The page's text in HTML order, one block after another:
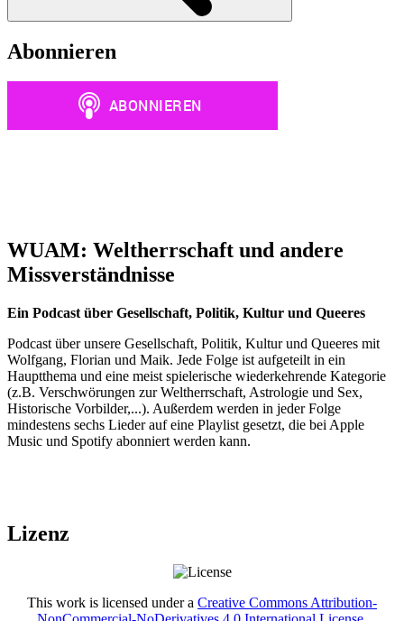
Abonnieren
WUAM: Weltherrschaft und andere
Missverständnisse
Ein Podcast über Gesellschaft, Politik, Kultur und Queeres
Podcast über unsere Gesellschaft, Politik, Kultur und Queeres mit
Wolfgang, Florian und Maik. Jede Folge ist aufgeteilt in ein
Hauptthema und eine meist spielerische wiederkehrende Kategorie
(z.B. Verschwörungen zur Weltherrschaft, Astrologie und Sex,
Historische Vorbilder,...). Außerdem werden in jeder Folge
mindestens sechs Lieder auf eine Playlist gesetzt, die bei Apple
Music und Spotify abonniert werden kann.
Lizenz
This work is licensed under a Creative Commons Attribution-